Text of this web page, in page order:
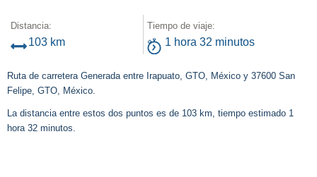
Distancia:
103 km
Tiempo de viaje:
1 hora 32 minutos
Ruta de carretera Generada entre Irapuato, GTO, México y 37600 San
Felipe, GTO, México.
La distancia entre estos dos puntos es de 103 km, tiempo estimado 1
hora 32 minutos.